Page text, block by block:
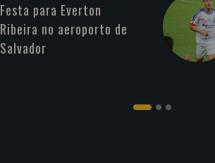
Festa para Everton
Ribeira no aeroporto de
Salvador